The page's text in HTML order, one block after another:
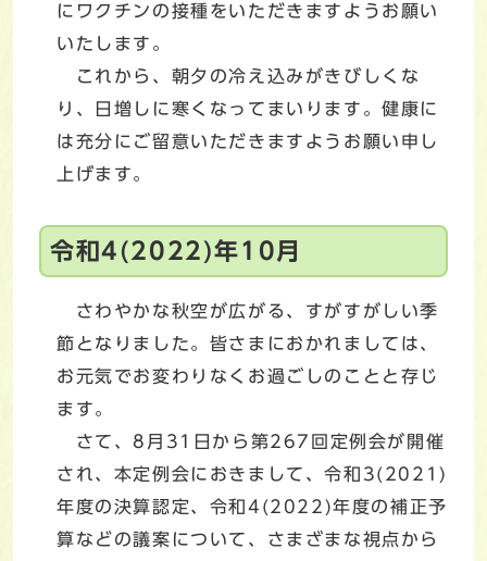
にワクチンの接種をいただきますようお願い
いたします。
これから、朝夕の冷え込みがきびしくな
り、日増しに寒くなってまいります。健康に
は充分にご留意いただきますようお願い申し
上げます。
令和4(2022)年10月
さわやかな秋空が広がる、すがすがしい季
節となりました。皆さまにおかれましては、
お元気でお変わりなくお過ごしのことと存じ
ます。
さて、8月31日から第267回定例会が開催
され、本定例会におきまして、令和3(2021)
年度の決算認定、令和4(2022)年度の補正予
算などの議案について、さまざまな視点から